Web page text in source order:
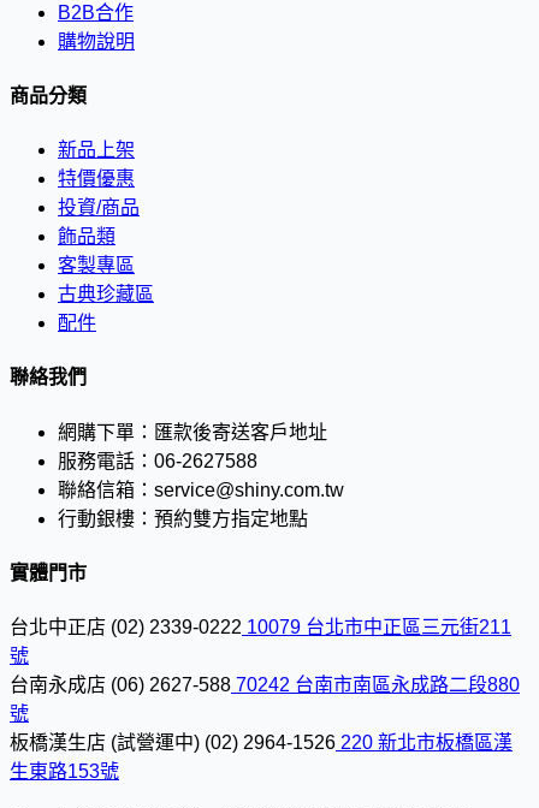
B2B合作
購物說明
商品分類
新品上架
特價優惠
投資/商品
飾品類
客製專區
古典珍藏區
配件
聯絡我們
網購下單： 匯款後寄送客戶地址
服務電話： 06-2627588
聯絡信箱： service@shiny.com.tw
行動銀樓： 預約雙方指定地點
實體門市
台北中正店 (02) 2339-0222 10079 台北市中正區三元街211
號
台南永成店 (06) 2627-588 70242 台南市南區永成路二段880
號
板橋漢生店 (試營運中) (02) 2964-1526 220 新北市板橋區漢
生東路153號